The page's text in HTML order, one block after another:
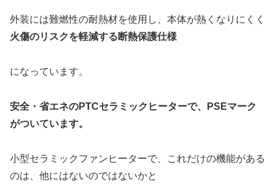
外装には難燃性の耐熱材を使用し、本体が熱くなりにくく
火傷のリスクを軽減する断熱保護仕様
になっています。
安全・省エネのPTCセラミックヒーターで、PSEマーク
がついています。
小型セラミックファンヒーターで、これだけの機能がある
のは、他にはないのではないかと